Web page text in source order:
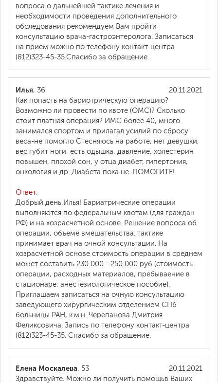
вопроса о дальнейшей тактике лечения и
необходимости проведения дополнительного
обследования рекомендуем Вам пройти
консультацию врача-гастроэнтеролога. Записаться
на прием можно по телефону контакт-центра
(812)323-45-35.Спасибо за обращение.
20.11.2021
Илья, 36
Как попасть на бариотрическую операцию?
Возможно ли провести по квоте (ОМС)? Сколько
стоит платная операция? ИМС более 40, много
занимался спортом и прилагал усилий по сбросу
веса-не помогло Стесняюсь на работе, нет девушки,
вес губит ноги, есть одышка, давление, холестерин
повышен, плохой сон, у отца диабет, гипертония,
онкология и др. Диабета пока не. ПОМОГИТЕ!
Ответ:
Добрый день,Илья! Бариатрические операции
выполняются по федеральным квотам (для граждан
РФ) и на хозрасчетной основе. Решение вопроса об
операции, объеме вмешательства. тактике
принимает врач на очной консультации. На
хозрасчетной основе стоимость операции в среднем
может составить 230 000 - 250 000 руб (стоимость
операции, расходных материалов, пребываение в
стационаре, анестезиологическое пособие).
Приглашаем записаться на очную консультацию
заведующего хирургическим отделением СПб
больницы РАН, к.м.н. Черепанова Дмитрия
Феликсовича. Запись по телефону контакт-центра
(812)323-45-35. Спасибо за обращение.
20.11.2021
Елена Москалева, 53
Здравствуйте. Можно ли получить помощьв Ваших